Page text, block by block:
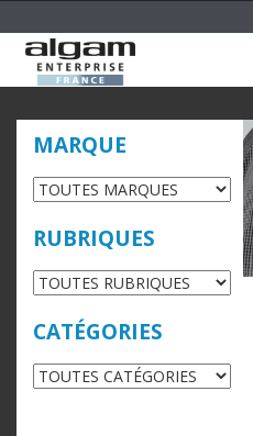
MARQUE
RUBRIQUES
CATÉGORIES